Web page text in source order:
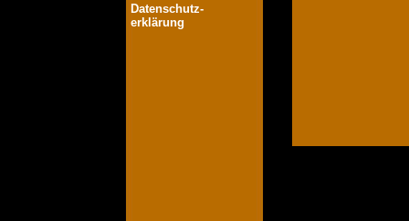
Datenschutz-
erklärung